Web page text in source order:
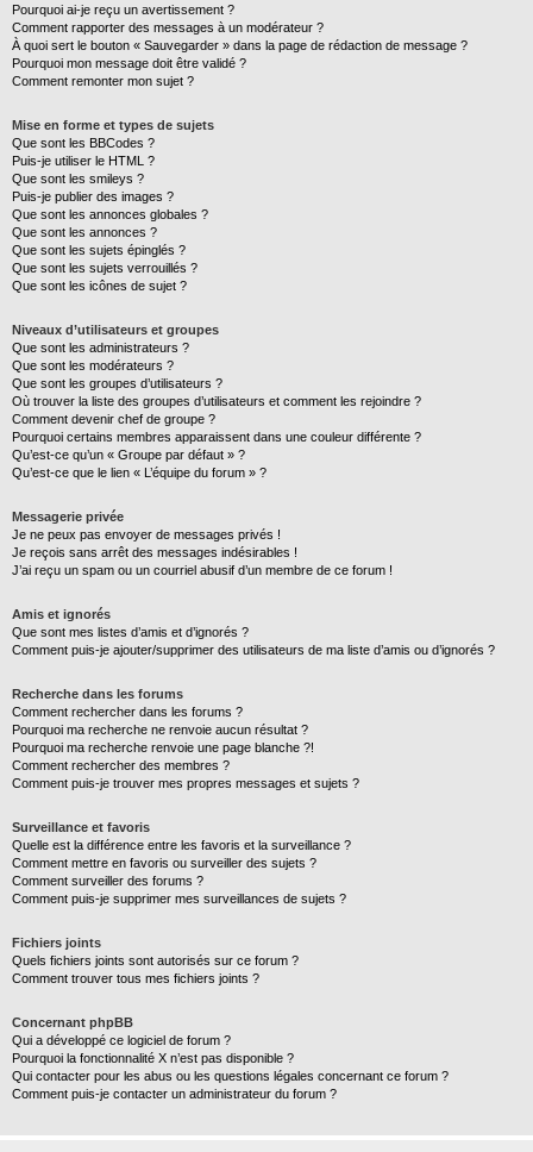
Pourquoi ai-je reçu un avertissement ?
Comment rapporter des messages à un modérateur ?
À quoi sert le bouton « Sauvegarder » dans la page de rédaction de message ?
Pourquoi mon message doit être validé ?
Comment remonter mon sujet ?
Mise en forme et types de sujets
Que sont les BBCodes ?
Puis-je utiliser le HTML ?
Que sont les smileys ?
Puis-je publier des images ?
Que sont les annonces globales ?
Que sont les annonces ?
Que sont les sujets épinglés ?
Que sont les sujets verrouillés ?
Que sont les icônes de sujet ?
Niveaux d’utilisateurs et groupes
Que sont les administrateurs ?
Que sont les modérateurs ?
Que sont les groupes d’utilisateurs ?
Où trouver la liste des groupes d’utilisateurs et comment les rejoindre ?
Comment devenir chef de groupe ?
Pourquoi certains membres apparaissent dans une couleur différente ?
Qu’est-ce qu’un « Groupe par défaut » ?
Qu’est-ce que le lien « L’équipe du forum » ?
Messagerie privée
Je ne peux pas envoyer de messages privés !
Je reçois sans arrêt des messages indésirables !
J’ai reçu un spam ou un courriel abusif d’un membre de ce forum !
Amis et ignorés
Que sont mes listes d’amis et d’ignorés ?
Comment puis-je ajouter/supprimer des utilisateurs de ma liste d’amis ou d’ignorés ?
Recherche dans les forums
Comment rechercher dans les forums ?
Pourquoi ma recherche ne renvoie aucun résultat ?
Pourquoi ma recherche renvoie une page blanche ?!
Comment rechercher des membres ?
Comment puis-je trouver mes propres messages et sujets ?
Surveillance et favoris
Quelle est la différence entre les favoris et la surveillance ?
Comment mettre en favoris ou surveiller des sujets ?
Comment surveiller des forums ?
Comment puis-je supprimer mes surveillances de sujets ?
Fichiers joints
Quels fichiers joints sont autorisés sur ce forum ?
Comment trouver tous mes fichiers joints ?
Concernant phpBB
Qui a développé ce logiciel de forum ?
Pourquoi la fonctionnalité X n’est pas disponible ?
Qui contacter pour les abus ou les questions légales concernant ce forum ?
Comment puis-je contacter un administrateur du forum ?